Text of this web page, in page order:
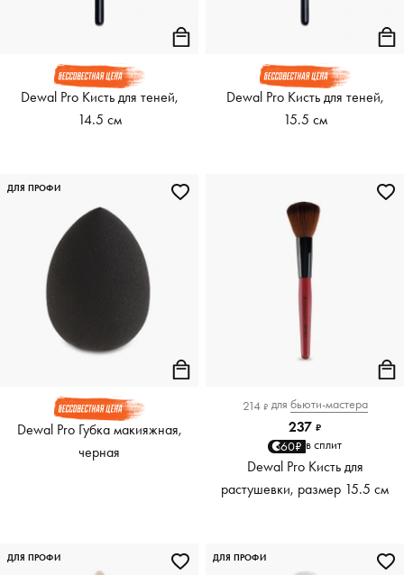
Dewal Pro Кисть для теней,
14.5 см
Dewal Pro Кисть для теней,
15.5 см
Dewal Pro Губка макияжная,
черная
ДЛЯ ПРОФИ
214 ₽ для бьюти-мастера
237 ₽
60₽ в сплит
Dewal Pro Кисть для
растушевки, размер 15.5 см
ДЛЯ ПРОФИ ДЛЯ ПРОФИ